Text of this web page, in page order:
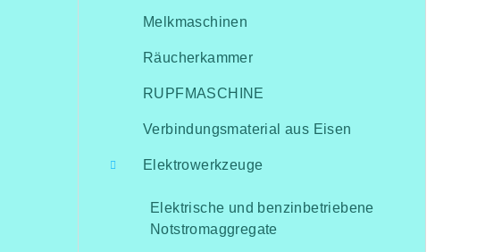
Melkmaschinen
Räucherkammer
RUPFMASCHINE
Verbindungsmaterial aus Eisen
Elektrowerkzeuge
Elektrische und benzinbetriebene
Notstromaggregate